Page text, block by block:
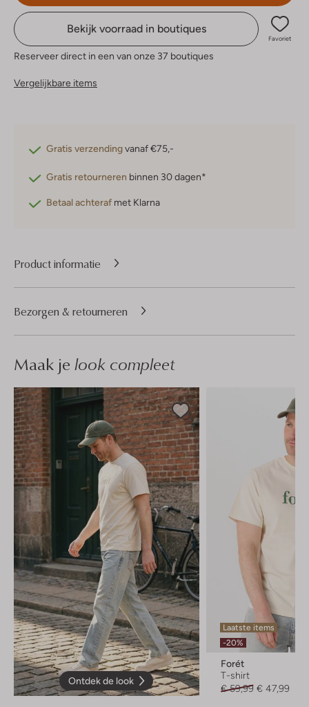
Bekijk voorraad in boutiques
Favoriet
Reserveer direct in een van onze 37 boutiques
Vergelijkbare items
Gratis verzendingvanaf €75,-
Gratis retourneren binnen 30 dagen*
Betaal achteraf met Klarna
Product informatie
Bezorgen & retourneren
Maak je look compleet
Ontdek de look
Laatste items
-20%
Forét
T-shirt
€ 59,99 € 47,99